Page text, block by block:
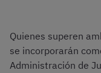
Quienes superen
se incorporarán
Administración de